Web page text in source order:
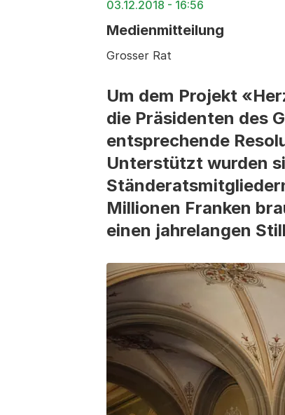
03.12.2018 - 16:56
Medienmitteilung
Grosser Rat
Um dem Projekt
die Präsidenten des
entsprechende
Unterstützt wurden
Millionen Franken
einen jahrelangen